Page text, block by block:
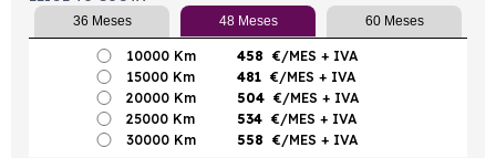
36 Meses 48 Meses 60 Meses
10000 Km 458 €/MES + IVA
15000 Km
481 €/MES + IVA
20000 Km
504 €/MES + IVA
25000 Km
534 €/MES + IVA
30000 Km
558 €/MES + IVA